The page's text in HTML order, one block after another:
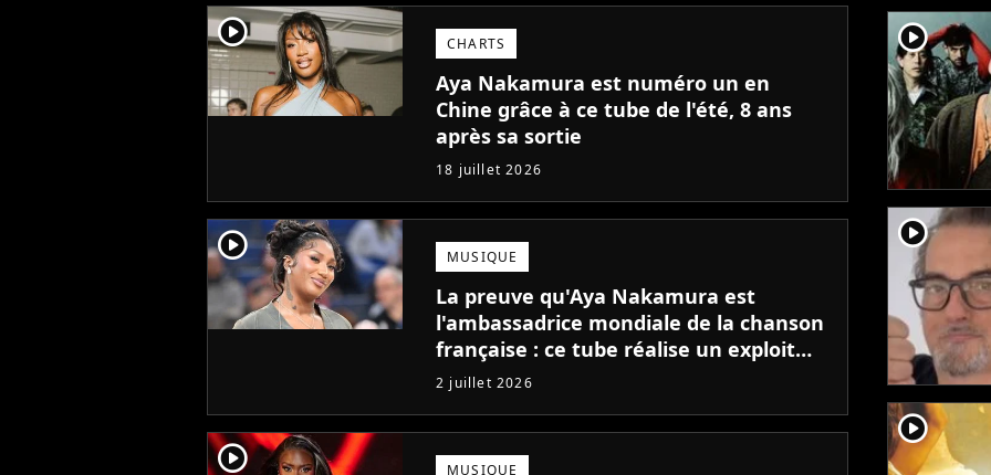
player2 CHARTS
Aya Nakamura est numéro un en
Chine grâce à ce tube de l'été, 8 ans
après sa sortie
18 juillet 2026
player2 MUSIQUE
La preuve qu'Aya Nakamura est
l'ambassadrice mondiale de la chanson
française : ce tube réalise un exploit
rare à l'étranger !
2 juillet 2026
player2 MUSIQUE
player2
player2
player2